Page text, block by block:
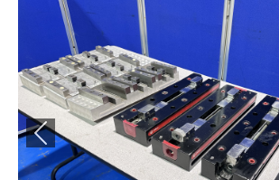
Previous